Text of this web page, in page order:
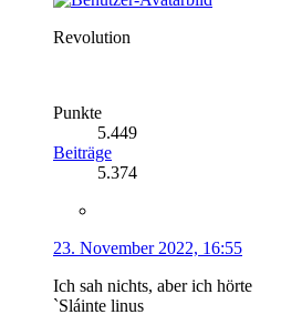
Revolution
Punkte
5.449
Beiträge
5.374
23. November 2022, 16:55
Ich sah nichts, aber ich hörte
`Sláinte linus